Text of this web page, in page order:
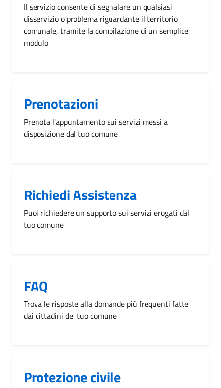
Il servizio consente di segnalare un qualsiasi
disservizio o problema riguardante il territorio
comunale, tramite la compilazione di un semplice
modulo
Prenotazioni
Prenota l'appuntamento sui servizi messi a
disposizione dal tuo comune
Richiedi Assistenza
Puoi richiedere un supporto sui servizi erogati dal
tuo comune
FAQ
Trova le risposte alla domande più frequenti fatte
dai cittadini del tuo comune
Protezione civile